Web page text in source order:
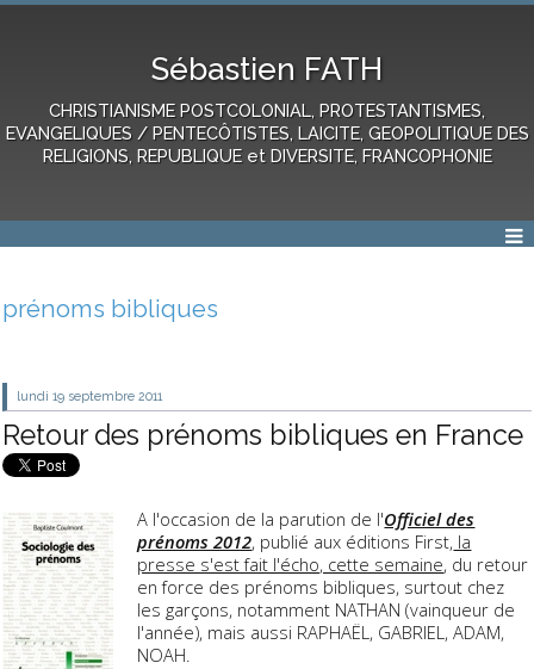
Sébastien FATH
CHRISTIANISME POSTCOLONIAL, PROTESTANTISMES,
EVANGELIQUES / PENTECÔTISTES, LAICITE, GEOPOLITIQUE DES
RELIGIONS, REPUBLIQUE et DIVERSITE, FRANCOPHONIE
prénoms bibliques
lundi 19 septembre 2011
Retour des prénoms bibliques en France
A l'occasion de la parution de l'Officiel des
prénoms 2012, publié aux éditions First, la
presse s'est fait l'écho, cette semaine, du retour
en force des prénoms bibliques, surtout chez
les garçons, notamment NATHAN (vainqueur de
l'année), mais aussi RAPHAËL, GABRIEL, ADAM,
NOAH.